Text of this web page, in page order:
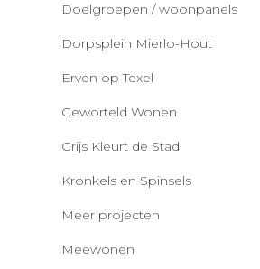
Doelgroepen / woonpanels
Dorpsplein Mierlo-Hout
Erven op Texel
Geworteld Wonen
Grijs Kleurt de Stad
Kronkels en Spinsels
Meer projecten
Meewonen